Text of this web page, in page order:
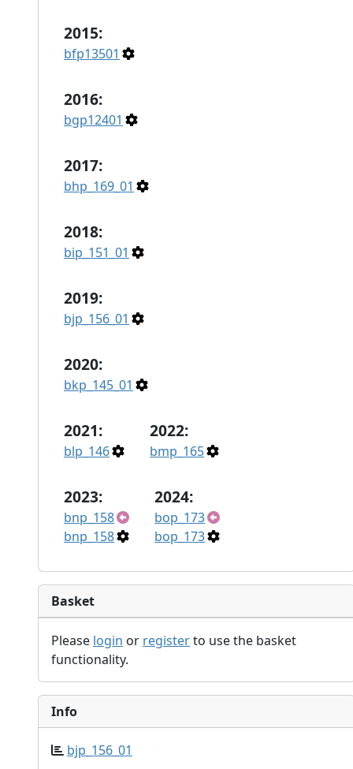
2015:
bfp13501
2016:
bgp12401
2017:
bhp_169_01
2018:
bip_151_01
2019:
bjp_156_01
2020:
bkp_145_01
2021:
blp_146
2022:
bmp_165
2023:
bnp_158
bnp_158
2024:
bop_173
bop_173
Basket
Please login or registerto use the basket
functionality.
Info
bjp_156_01